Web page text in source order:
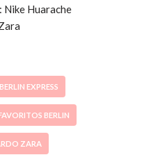
Huarache
BERLIN EXPRESS
BERLIN
ZARA